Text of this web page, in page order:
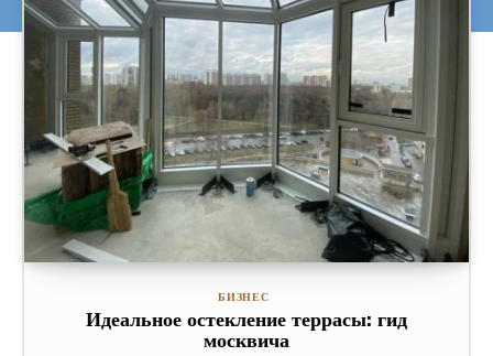
БИЗНЕС
Идеальное остекление террасы: гид
москвича